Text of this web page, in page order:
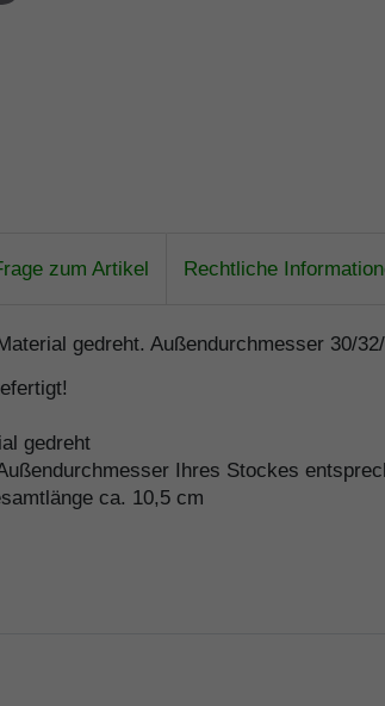
zum Artikel Rechtliche
gedreht. Außendurchmesser 30/
gedreht
Ihres Stockes
ca. 10,5 cm